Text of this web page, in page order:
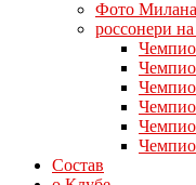
Фото Милана
россонери
Состав